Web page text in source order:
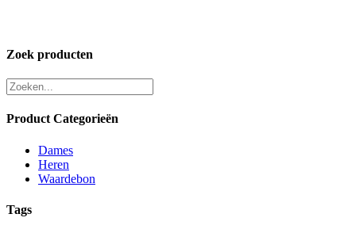
Zoek producten
Product Categorieën
Dames
Heren
Waardebon
Tags